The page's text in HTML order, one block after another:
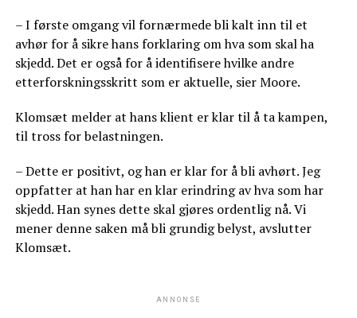
– I første omgang vil fornærmede bli kalt inn til et
avhør for å sikre hans forklaring om hva som skal ha
skjedd. Det er også for å identifisere hvilke andre
etterforskningsskritt som er aktuelle, sier Moore.
Klomsæt melder at hans klient er klar til å ta kampen,
til tross for belastningen.
– Dette er positivt, og han er klar for å bli avhørt. Jeg
oppfatter at han har en klar erindring av hva som har
skjedd. Han synes dette skal gjøres ordentlig nå. Vi
mener denne saken må bli grundig belyst, avslutter
Klomsæt.
ANNONSE